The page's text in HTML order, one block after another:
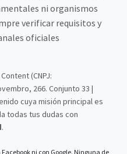
ni organismos
verificar requisitos y
oficiales
(CNPJ:
266. Conjunto 33 |
cuya misión principal es
todas tus dudas con
.
ni con Google. Ninguna de